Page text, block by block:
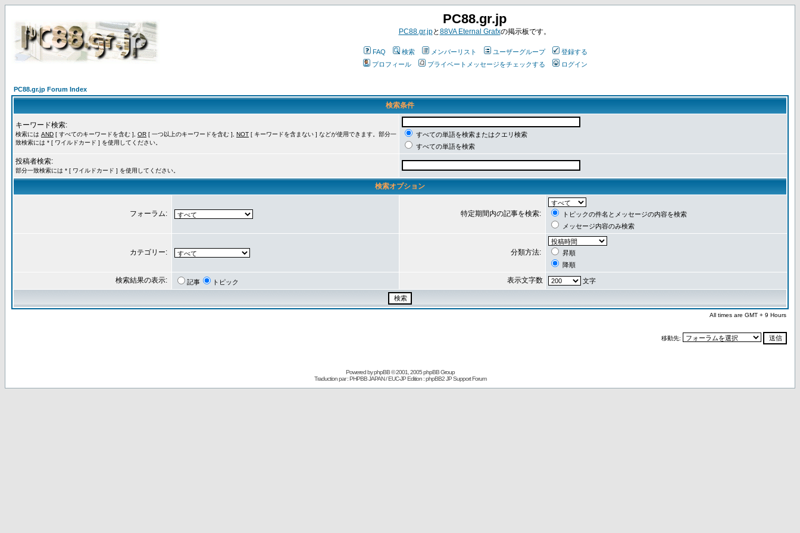
PC88.gr.jp
PC88.gr.jpと88VA Eternal Grafxの掲示板です。
FAQ 検索 メンバーリスト ユーザーグループ
登録する
プロフィール
プライベートメッセージをチェックする ログイン
PC88.gr.jp Forum Index
検索条件
キーワード検索:
検索には AND [ すべてのキーワードを含む ], OR [ 一つ以上のキーワードを含む ], NOT [ キーワードを含まない ] などが使用できます。部分一
致検索には * [ ワイルドカード ] を使用してください。
すべての単語を検索またはクエリ検索
すべての単語を検索
投稿者検索:
部分一致検索には * [ ワイルドカード ] を使用してください。
検索オプション
フォーラム: 特定期間内の記事を検索:
トピックの件名とメッセージの内容を検索
メッセージ内容のみ検索
カテゴリー: 分類方法:
昇順
降順
検索結果の表示: 記事 トピック 表示文字数 文字
All times are GMT + 9 Hours
移動先:
Powered byphpBB© 2001, 2005 phpBB Group
Traduction par : PHPBB JAPAN / EUC-JP Edition :phpBB2 JP Support Forum